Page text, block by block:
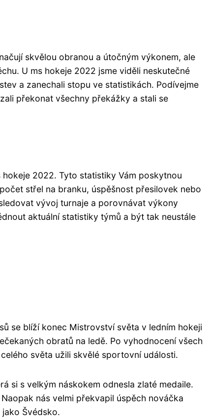
skvělou obranou a útočným výkonem, ale
U ms hokeje 2022 jsme viděli neskutečné
a zanechali stopu ve statistikách. Podívejme
překonat všechny překážky a stali se
2022. Tyto statistiky Vám poskytnou
střel na branku, úspěšnost přesilovek nebo
vývoj turnaje a porovnávat výkony
aktuální statistiky týmů a být tak neustále
se blíží konec Mistrovství světa v ledním hokeji
obratů na ledě. Po vyhodnocení všech
světa užili skvělé sportovní události.
si s velkým náskokem odnesla zlaté medaile.
nás velmi překvapil úspěch nováčka
Švédsko.